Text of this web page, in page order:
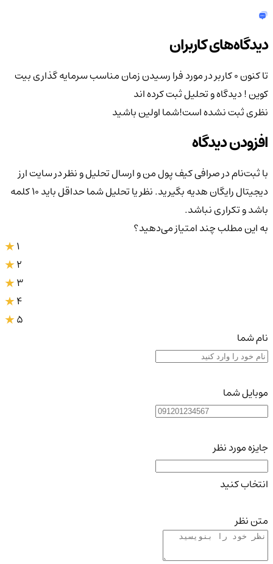
دیدگاه‌های کاربران
تا کنون 0 کاربر در مورد
فرا رسیدن زمان مناسب سرمایه گذاری بیت
کوین !دیدگاه و تحلیل ثبت کرده اند
نظری ثبت نشده است!شما اولین باشید
افزودن دیدگاه
با ثبت‌نام در صرافی کیف پول من و ارسال تحلیل و نظر در سایت ارز
دیجیتال رایگان هدیه بگیرید. نظر یا تحلیل شما حداقل باید ۱۰ کلمه
باشد و تکراری نباشد.
به این مطلب چند امتیاز می‌دهید؟
3
4
5
نام شما
موبایل شما
جایزه مورد نظر
انتخاب کنید
متن نظر